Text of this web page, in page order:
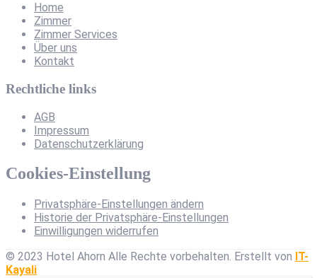
Home
Zimmer
Zimmer Services
Über uns
Kontakt
Rechtliche links
AGB
Impressum
Datenschutzerklärung
Cookies-Einstellung
Privatsphäre-Einstellungen ändern
Historie der Privatsphäre-Einstellungen
Einwilligungen widerrufen
© 2023 Hotel Ahorn Alle Rechte vorbehalten. Erstellt von IT-
Kayali